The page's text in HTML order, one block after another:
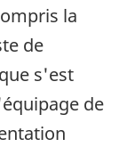
la
de
s'est
de